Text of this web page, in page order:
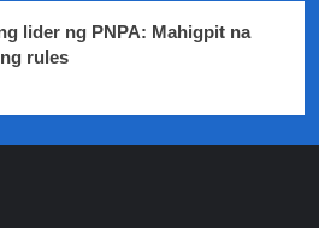
lider ng PNPA: Mahigpit na
rules